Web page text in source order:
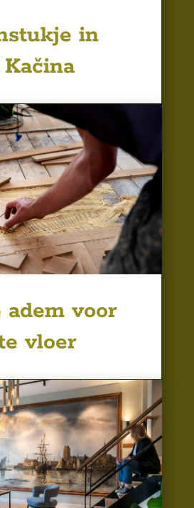
in
voor
vloer